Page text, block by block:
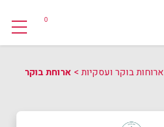
0
ארוחות בוקר ועסקיות> ארוחת בוקר